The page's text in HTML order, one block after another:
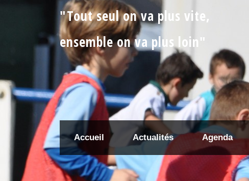
"Tout seul on va plus vite,
ensemble on va plus loin"
Accueil Actualités Agenda